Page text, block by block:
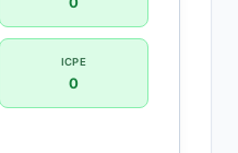
ICPE
0